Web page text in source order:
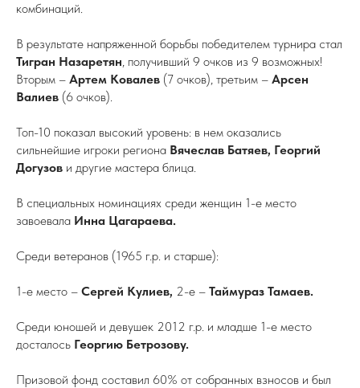
комбинаций.
В результате напряженной борьбы победителем турнира стал
Тигран Назаретян, получивший 9 очков из 9 возможных!
Вторым – Артем Ковалев (7 очков), третьим – Арсен
Валиев (6 очков).
Топ-10 показал высокий уровень: в нем оказались
сильнейшие игроки региона Вячеслав Батяев, Георгий
Догузов и другие мастера блица.
В специальных номинациях среди женщин 1-е место
завоевала Инна Цагараева.
Среди ветеранов (1965 г.р. и старше):
1-е место – Сергей Кулиев, 2-е – Таймураз Тамаев.
Среди юношей и девушек 2012 г.р. и младше 1-е место
досталось Георгию Бетрозову.
Призовой фонд составил 60% от собранных взносов и был